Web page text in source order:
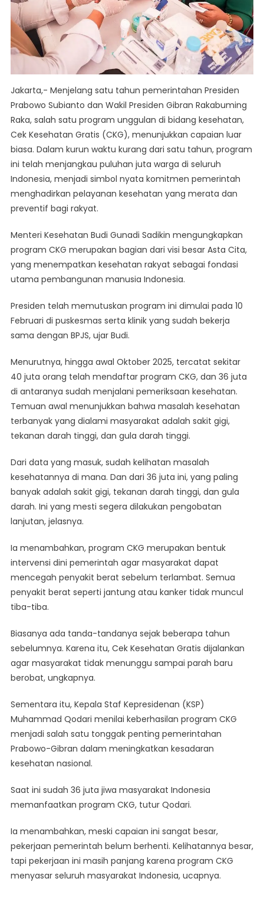
Puluhan
Juta
Warga
Jakarta,- Menjelang satu tahun pemerintahan Presiden
Prabowo Subianto dan Wakil Presiden Gibran Rakabuming
Raka, salah satu program unggulan di bidang kesehatan,
Cek Kesehatan Gratis (CKG), menunjukkan capaian luar
biasa. Dalam kurun waktu kurang dari satu tahun, program
ini telah menjangkau puluhan juta warga di seluruh
Indonesia, menjadi simbol nyata komitmen pemerintah
menghadirkan pelayanan kesehatan yang merata dan
preventif bagi rakyat.
Menteri Kesehatan Budi Gunadi Sadikin mengungkapkan
program CKG merupakan bagian dari visi besar Asta Cita,
yang menempatkan kesehatan rakyat sebagai fondasi
utama pembangunan manusia Indonesia.
Presiden telah memutuskan program ini dimulai pada 10
Februari di puskesmas serta klinik yang sudah bekerja
sama dengan BPJS, ujar Budi.
Menurutnya, hingga awal Oktober 2025, tercatat sekitar
40 juta orang telah mendaftar program CKG, dan 36 juta
di antaranya sudah menjalani pemeriksaan kesehatan.
Temuan awal menunjukkan bahwa masalah kesehatan
terbanyak yang dialami masyarakat adalah sakit gigi,
tekanan darah tinggi, dan gula darah tinggi.
Dari data yang masuk, sudah kelihatan masalah
kesehatannya di mana. Dan dari 36 juta ini, yang paling
banyak adalah sakit gigi, tekanan darah tinggi, dan gula
darah. Ini yang mesti segera dilakukan pengobatan
lanjutan, jelasnya.
Ia menambahkan, program CKG merupakan bentuk
intervensi dini pemerintah agar masyarakat dapat
mencegah penyakit berat sebelum terlambat. Semua
penyakit berat seperti jantung atau kanker tidak muncul
tiba-tiba.
Biasanya ada tanda-tandanya sejak beberapa tahun
sebelumnya. Karena itu, Cek Kesehatan Gratis dijalankan
agar masyarakat tidak menunggu sampai parah baru
berobat, ungkapnya.
Sementara itu, Kepala Staf Kepresidenan (KSP)
Muhammad Qodari menilai keberhasilan program CKG
menjadi salah satu tonggak penting pemerintahan
Prabowo-Gibran dalam meningkatkan kesadaran
kesehatan nasional.
Saat ini sudah 36 juta jiwa masyarakat Indonesia
memanfaatkan program CKG, tutur Qodari.
Ia menambahkan, meski capaian ini sangat besar,
pekerjaan pemerintah belum berhenti. Kelihatannya besar,
tapi pekerjaan ini masih panjang karena program CKG
menyasar seluruh masyarakat Indonesia, ucapnya.